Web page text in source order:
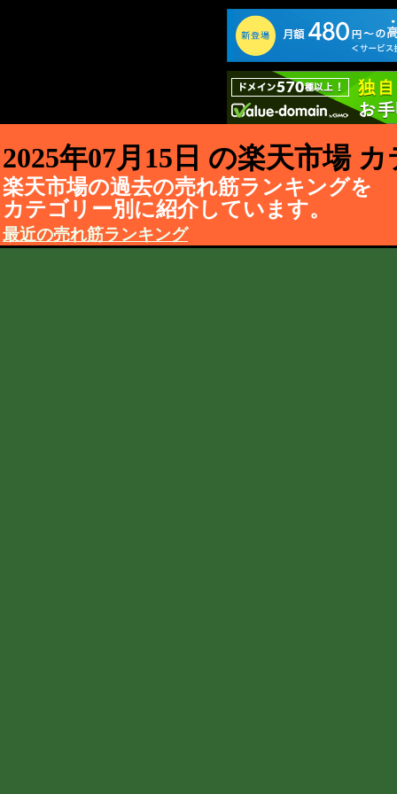
2025年07月15日 の楽天市場
楽天市場の過去の売れ筋ランキングを
カテゴリー別に紹介しています。
最近の売れ筋ランキング